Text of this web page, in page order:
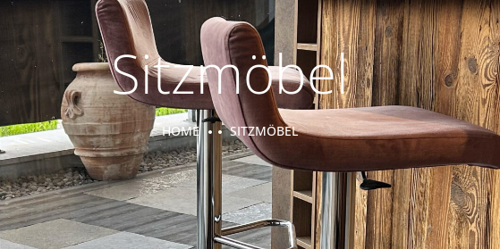
Sitzmöbel
HOME SITZMÖBEL